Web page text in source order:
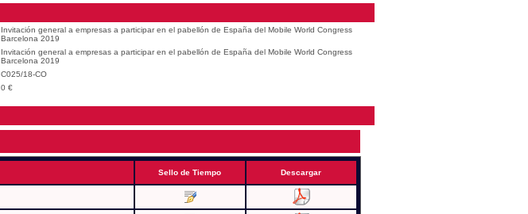
Invitación general a empresas a participar en el pabellón de España del Mobile World Congress
Barcelona 2019
Invitación general a empresas a participar en el pabellón de España del Mobile World Congress
Barcelona 2019
C025/18-CO
0 €
Sello de Tiempo Descargar